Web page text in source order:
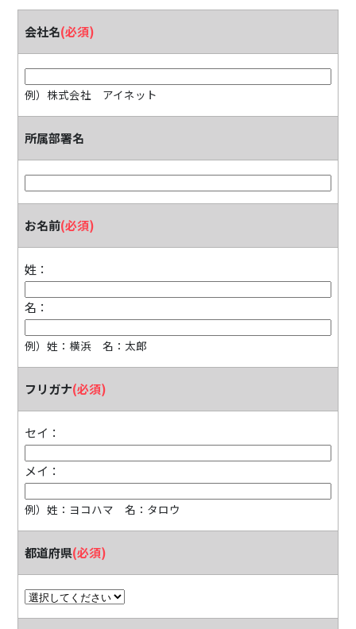
会社名(必須)
例）株式会社 アイネット
所属部署名
お名前(必須)
姓：
名：
例）姓：横浜 名：太郎
フリガナ(必須)
セイ：
メイ：
例）姓：ヨコハマ 名：タロウ
都道府県(必須)